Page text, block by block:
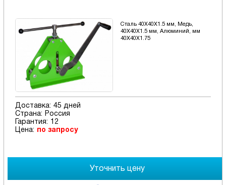
Сталь 40X40X1.5 мм, Медь,
40X40X1.5 мм, Алюминий, мм
40X40X1.75
Доставка: 45 дней
Страна:
Россия
Гарантия:
12
Цена:
по запросу